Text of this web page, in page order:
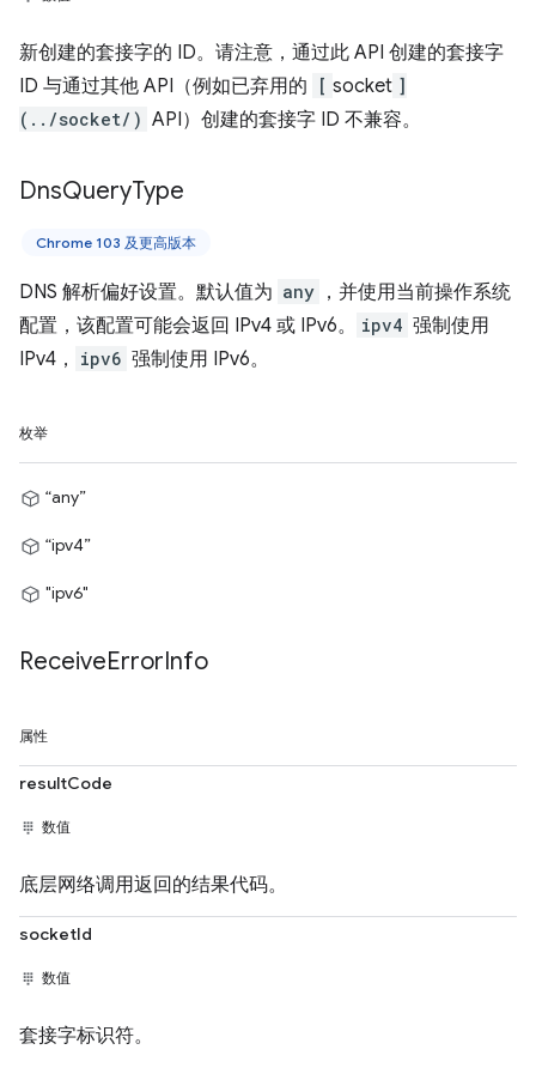
新创建的套接字的 ID。请注意，通过此 API 创建的套接字
ID 与通过其他 API（例如已弃用的
[ socket ]
(../socket/) API）创建的套接字 ID 不兼容。
DnsQueryType
Chrome 103 及更高版本
DNS 解析偏好设置。默认值为 any ，并使用当前操作系统
配置，该配置可能会返回 IPv4 或 IPv6。
ipv4 强制使用
IPv4，
ipv6 强制使用 IPv6。
枚举
“any”
“ipv4”
"ipv6"
ReceiveErrorInfo
属性
resultCode
数值
底层网络调用返回的结果代码。
socketId
数值
套接字标识符。